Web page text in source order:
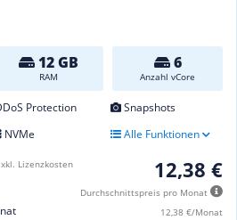
12 GB
RAM
6
Anzahl vCore
Protection
Snapshots
NVMe Alle Funktionen
12,38 €
Durchschnittspreis pro Monat
12,38 €/Monat
Lizenzkosten